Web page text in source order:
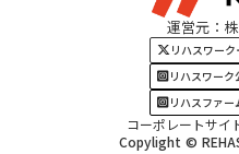
四国・九州エリア運営元：
リハスワーク
リハスワー
リハスファ
コーポレートサイ
Copylight ©